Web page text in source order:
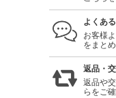
よくあ
お客様
をまとめ
返品・
返品や
らをご